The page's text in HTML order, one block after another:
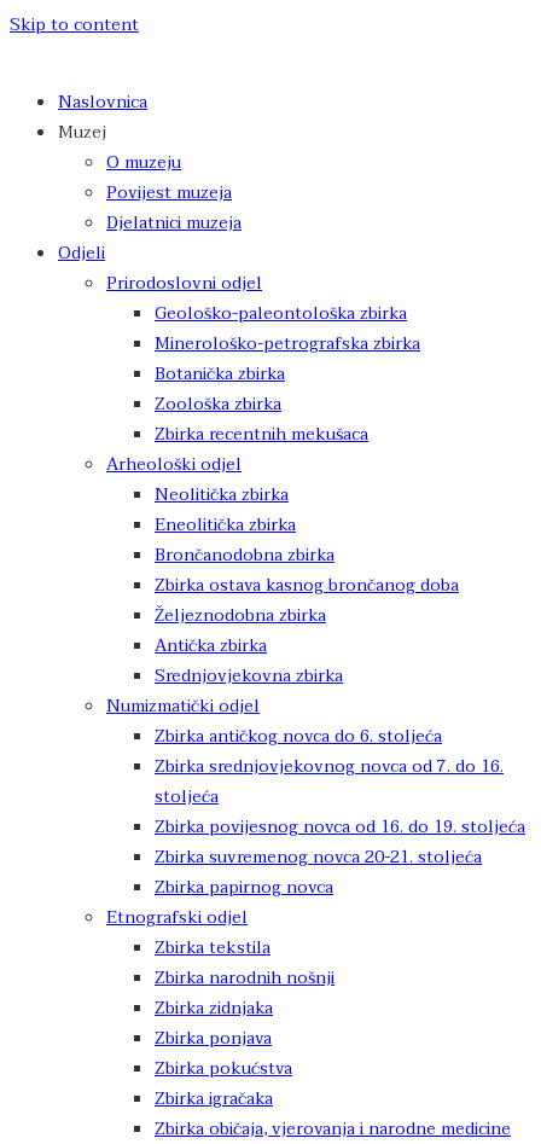
Skip to content
Naslovnica
Muzej
O muzeju
Povijest muzeja
Djelatnici muzeja
Odjeli
Prirodoslovni odjel
Geološko-paleontološka zbirka
Minerološko-petrografska zbirka
Botanička zbirka
Zoološka zbirka
Zbirka recentnih mekušaca
Arheološki odjel
Neolitička zbirka
Eneolitička zbirka
Brončanodobna zbirka
Zbirka ostava kasnog brončanog doba
Željeznodobna zbirka
Antička zbirka
Srednjovjekovna zbirka
Numizmatički odjel
Zbirka antičkog novca do 6. stoljeća
Zbirka srednjovjekovnog novca od 7. do 16.
stoljeća
Zbirka povijesnog novca od 16. do 19. stoljeća
Zbirka suvremenog novca 20-21. stoljeća
Zbirka papirnog novca
Etnografski odjel
Zbirka tekstila
Zbirka narodnih nošnji
Zbirka zidnjaka
Zbirka ponjava
Zbirka pokućstva
Zbirka igračaka
Zbirka običaja, vjerovanja i narodne medicine